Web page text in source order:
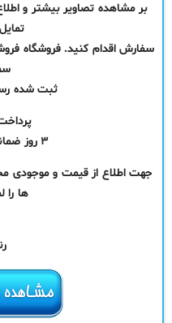
بر مشاهده تصاویر بیشتر و
سفارش اقدام کنید. فروشگاه
ثبت شده
۳ روز ضمانت بازگشت کالا
جهت اطلاع از قیمت و موجودی
ها